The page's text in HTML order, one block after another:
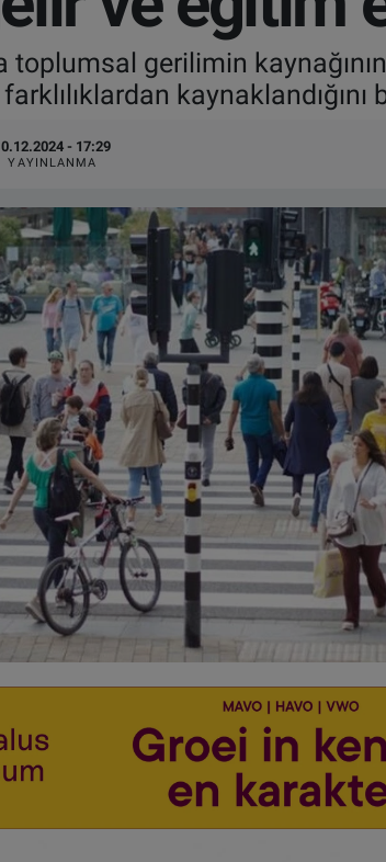
toplumsal gerilimin
kaynaklandığını
- 17:29
YAYINLANMA